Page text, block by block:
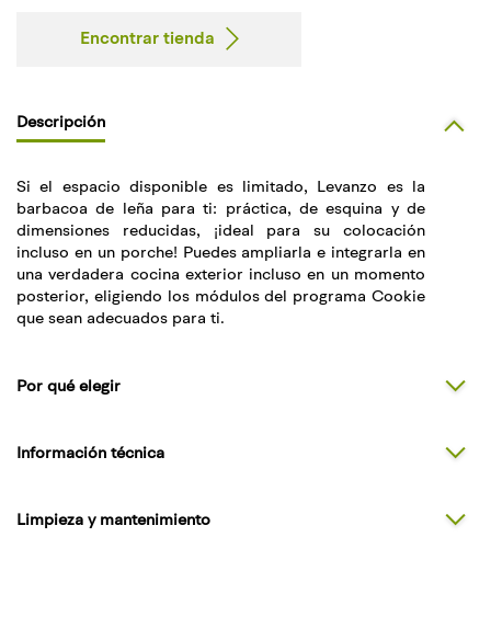
Encontrar tienda
Descripción
Si el espacio disponible es limitado, Levanzo es la
barbacoa de leña para ti: práctica, de esquina y de
dimensiones reducidas, ¡ideal para su colocación
incluso en un porche! Puedes ampliarla e integrarla en
una verdadera cocina exterior incluso en un momento
posterior, eligiendo los módulos del programa Cookie
que sean adecuados para ti.
Por qué elegir
Información técnica
Limpieza y mantenimiento